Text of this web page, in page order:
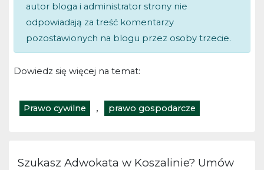
autor bloga i administrator strony nie
odpowiadają za treść komentarzy
pozostawionych na blogu przez osoby trzecie.
Dowiedz się więcej na temat:
Prawo cywilne , prawo gospodarcze
Szukasz Adwokata w Koszalinie? Umów